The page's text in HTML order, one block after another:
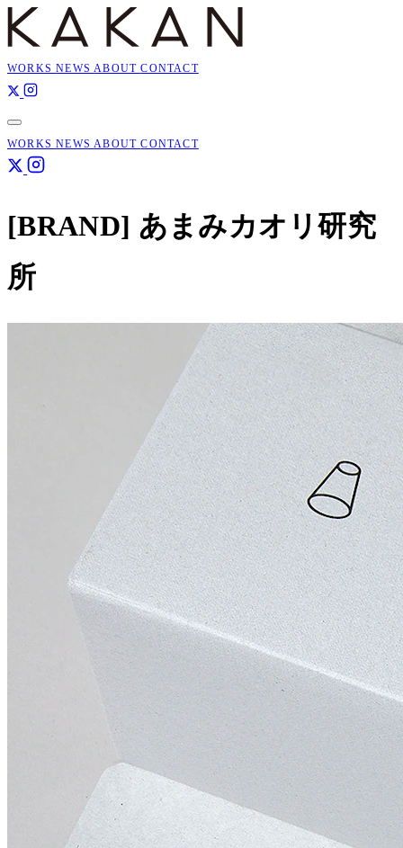
WORKSNEWSABOUTCONTACT
WORKSNEWSABOUTCONTACT
[BRAND] あまみカオリ研究
所